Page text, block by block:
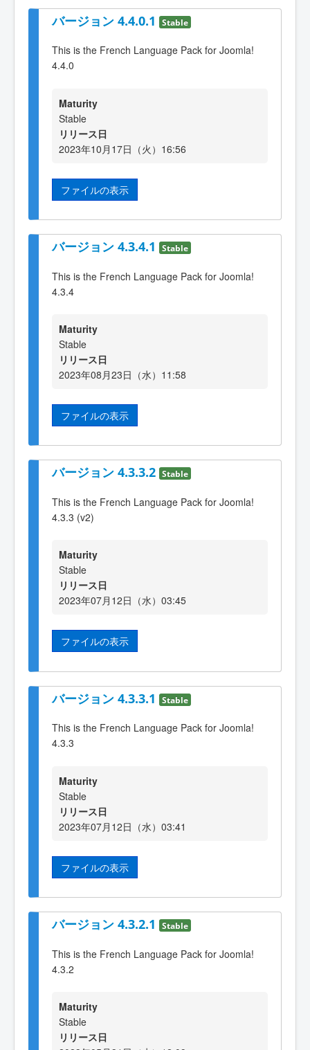
バージョン 4.4.0.1 Stable
This is the French Language Pack for Joomla!
4.4.0
Maturity
Stable
リリース日
2023年10月17日（火）16:56
ファイルの表示
バージョン 4.3.4.1 Stable
This is the French Language Pack for Joomla!
4.3.4
Maturity
Stable
リリース日
2023年08月23日（水）11:58
ファイルの表示
バージョン 4.3.3.2 Stable
This is the French Language Pack for Joomla!
4.3.3 (v2)
Maturity
Stable
リリース日
2023年07月12日（水）03:45
ファイルの表示
バージョン 4.3.3.1 Stable
This is the French Language Pack for Joomla!
4.3.3
Maturity
Stable
リリース日
2023年07月12日（水）03:41
ファイルの表示
バージョン 4.3.2.1 Stable
This is the French Language Pack for Joomla!
4.3.2
Maturity
Stable
リリース日